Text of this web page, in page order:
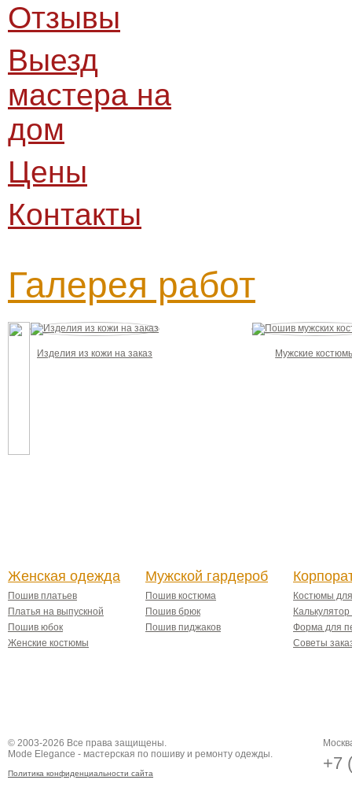
Отзывы
Выезд
мастера на
дом
Цены
Контакты
Галерея работ
Изделия из кожи на заказ Мужские
Женская одежда
Пошив платьев
Платья на выпускной
Пошив юбок
Женские костюмы
Мужской гардероб
Пошив костюма
Пошив брюк
Пошив пиджаков
Костюмы
Форма для
Советы
© 2003-2026 Все права защищены.
Mode Elegance - мастерская по пошиву и ремонту одежды.
Политика конфиденциальности сайта
+7